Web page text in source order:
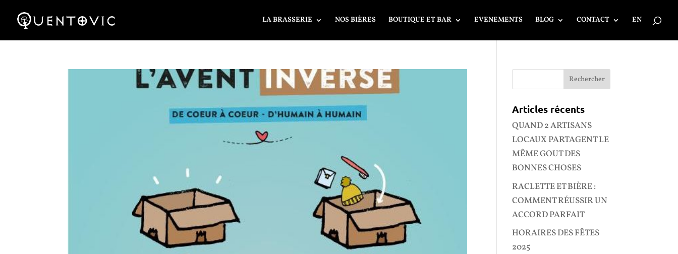
LA BRASSERIE NOS BIÈRES BOUTIQUE ET BAR EVENEMENTS BLOG CONTACT EN
Articles récents
QUAND 2 ARTISANS
LOCAUX PARTAGENT LE
MÊME GOUT DES
BONNES CHOSES
RACLETTE ET BIÈRE :
COMMENT RÉUSSIR UN
ACCORD PARFAIT
HORAIRES DES FÊTES
2025